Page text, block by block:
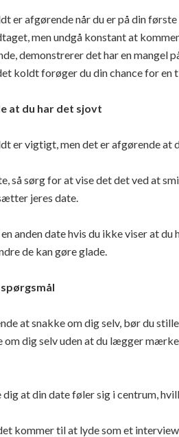
er afgørende når du er på din
men undgå konstant at
demonstrerer det har en mangel
koldt forøger du din chance for en
at du har det sjovt
er vigtigt, men det er afgørende at
så sørg for at vise det det ved at
jeres date.
anden date hvis du ikke viser at
de kan gøre glade.
at snakke om dig selv, bør du
om dig selv uden at du lægger
at din date føler sig i centrum,
kommer til at lyde som et